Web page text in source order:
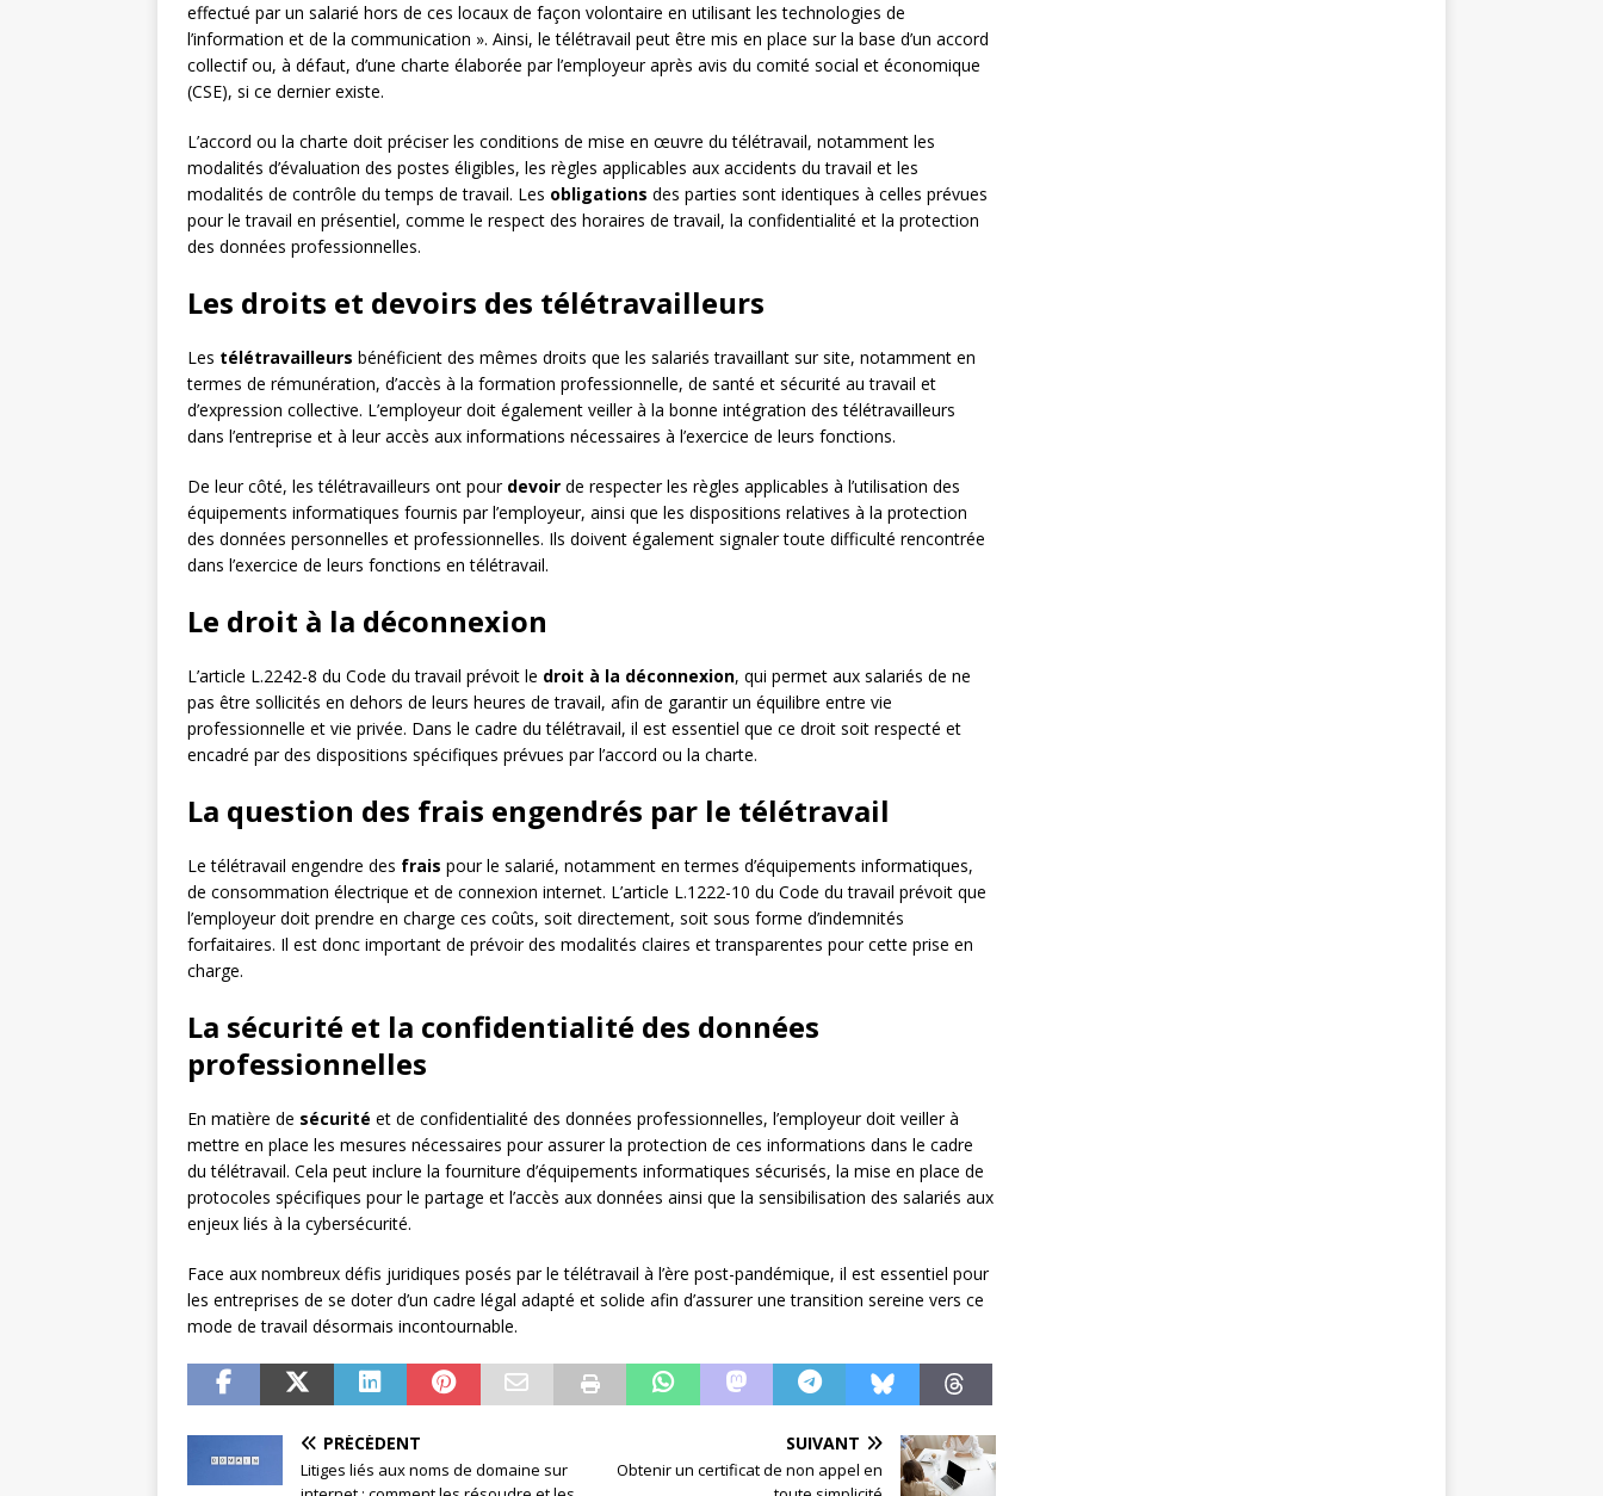
effectué par un salarié hors de ces locaux de façon volontaire en utilisant les technologies de
l’information et de la communication ». Ainsi, le télétravail peut être mis en place sur la base d’un accord
collectif ou, à défaut, d’une charte élaborée par l’employeur après avis du comité social et économique
(CSE), si ce dernier existe.
L’accord ou la charte doit préciser les conditions de mise en œuvre du télétravail, notamment les
modalités d’évaluation des postes éligibles, les règles applicables aux accidents du travail et les
modalités de contrôle du temps de travail. Les obligations des parties sont identiques à celles prévues
pour le travail en présentiel, comme le respect des horaires de travail, la confidentialité et la protection
des données professionnelles.
Les droits et devoirs des télétravailleurs
Les télétravailleurs bénéficient des mêmes droits que les salariés travaillant sur site, notamment en
termes de rémunération, d’accès à la formation professionnelle, de santé et sécurité au travail et
d’expression collective. L’employeur doit également veiller à la bonne intégration des télétravailleurs
dans l’entreprise et à leur accès aux informations nécessaires à l’exercice de leurs fonctions.
De leur côté, les télétravailleurs ont pour devoir de respecter les règles applicables à l’utilisation des
équipements informatiques fournis par l’employeur, ainsi que les dispositions relatives à la protection
des données personnelles et professionnelles. Ils doivent également signaler toute difficulté rencontrée
dans l’exercice de leurs fonctions en télétravail.
Le droit à la déconnexion
L’article L.2242-8 du Code du travail prévoit le droit à la déconnexion, qui permet aux salariés de ne
pas être sollicités en dehors de leurs heures de travail, afin de garantir un équilibre entre vie
professionnelle et vie privée. Dans le cadre du télétravail, il est essentiel que ce droit soit respecté et
encadré par des dispositions spécifiques prévues par l’accord ou la charte.
La question des frais engendrés par le télétravail
Le télétravail engendre des frais pour le salarié, notamment en termes d’équipements informatiques,
de consommation électrique et de connexion internet. L’article L.1222-10 du Code du travail prévoit que
l’employeur doit prendre en charge ces coûts, soit directement, soit sous forme d’indemnités
forfaitaires. Il est donc important de prévoir des modalités claires et transparentes pour cette prise en
charge.
La sécurité et la confidentialité des données
professionnelles
En matière de sécurité et de confidentialité des données professionnelles, l’employeur doit veiller à
mettre en place les mesures nécessaires pour assurer la protection de ces informations dans le cadre
du télétravail. Cela peut inclure la fourniture d’équipements informatiques sécurisés, la mise en place de
protocoles spécifiques pour le partage et l’accès aux données ainsi que la sensibilisation des salariés aux
enjeux liés à la cybersécurité.
Face aux nombreux défis juridiques posés par le télétravail à l’ère post-pandémique, il est essentiel pour
les entreprises de se doter d’un cadre légal adapté et solide afin d’assurer une transition sereine vers ce
mode de travail désormais incontournable.
PRÉCÉDENT
Litiges liés aux noms de domaine sur
SUIVANT
Obtenir un certificat de non appel en